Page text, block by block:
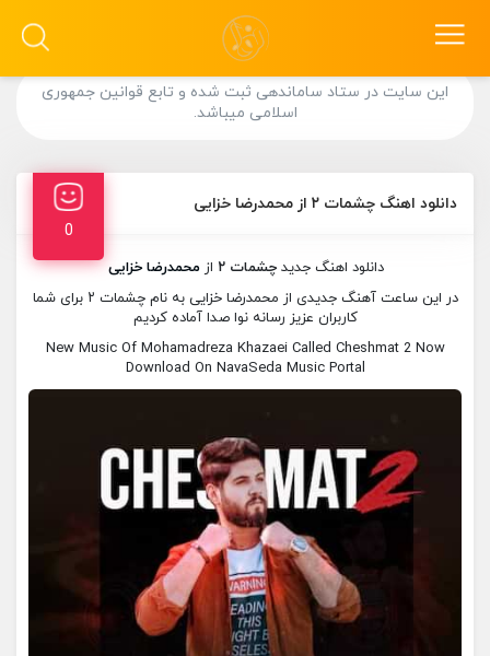
این سایت در ستاد ساماندهی ثبت شده و تابع قوانین جمهوری
اسلامی میباشد.
دانلود اهنگ چشمات ۲ از محمدرضا خزایی
0
دانلود اهنگ جدید چشمات ۲ از محمدرضا خزایی
در این ساعت آهنگ جدیدی از محمدرضا خزایی به نام چشمات ۲ برای شما
کاربران عزیز رسانه نوا صدا آماده کردیم
New Music Of Mohamadreza Khazaei Called Cheshmat 2 Now
Download On NavaSeda Music Portal